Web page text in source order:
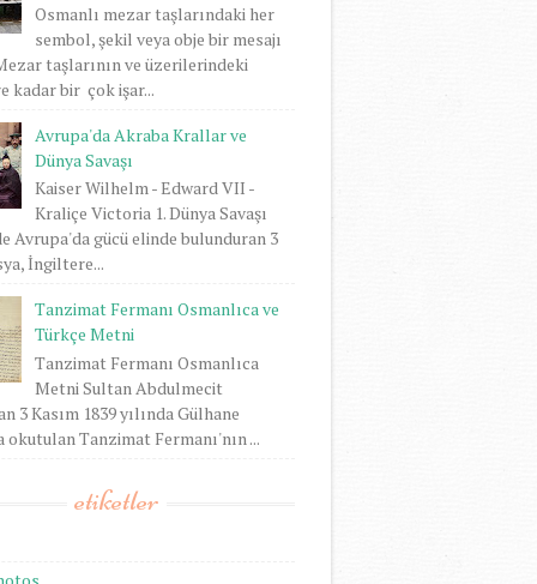
Osmanlı mezar taşlarındaki her
sembol, şekil veya obje bir mesajı
taşlarının ve üzerilerindeki
kadar bir çok işar...
Avrupa'da Akraba Krallar ve
Dünya Savaşı
Kaiser Wilhelm - Edward VII -
Kraliçe Victoria 1. Dünya Savaşı
Avrupa'da gücü elinde bulunduran 3
İngiltere...
Tanzimat Fermanı Osmanlıca ve
Türkçe Metni
Tanzimat Fermanı Osmanlıca
Metni Sultan Abdulmecit
3 Kasım 1839 yılında Gülhane
okutulan Tanzimat Fermanı'nın ...
etiketler